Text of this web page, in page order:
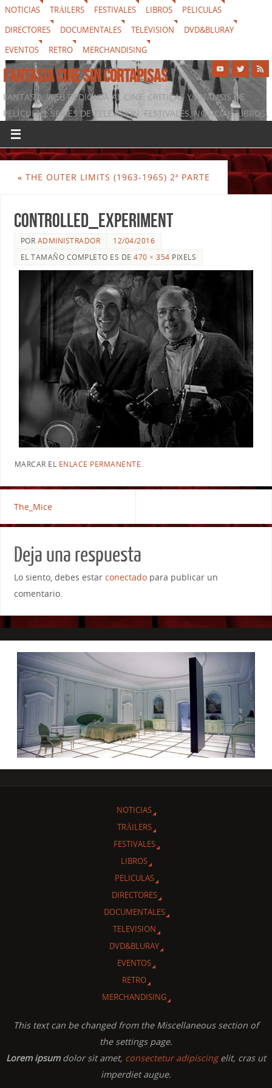
NOTICIAS TRÁILERS FESTIVALES LIBROS
PELICULAS
DIRECTORES
DOCUMENTALES TELEVISION
DVD&BLURAY
EVENTOS
RETRO MERCHANDISING
FANTASIA CINE SIN CORTAPISAS
FANTASIA, WEB DEDICADA AL CINE, CRÍTICAS Y ANÁLISIS DE
PELÍCULAS, SERIES DE TELEVISIÓN, FESTIVALES, NOTICIAS, LIBROS,
DVD & BLURAY, MERCHANDISING Y TODO LO QUE RODEA AL
SÉPTIMO ARTE
« THE OUTER LIMITS (1963-1965) 2ª PARTE
Controlled_Experiment
POR ADMINISTRADOR
12/04/2016
EL TAMAÑO COMPLETO ES DE470 × 354 PIXELS
MARCAR EL ENLACE PERMANENTE.
The_Mice
Deja una respuesta
Lo siento, debes estar conectadopara publicar un
comentario.
NOTICIAS
TRÁILERS
FESTIVALES
LIBROS
PELICULAS
DIRECTORES
DOCUMENTALES
TELEVISION
DVD&BLURAY
EVENTOS
RETRO
MERCHANDISING
This text can be changed from the Miscellaneous section of
the settings page.
Lorem ipsumdolor sit amet, consectetur adipiscingelit, cras ut
imperdiet augue.